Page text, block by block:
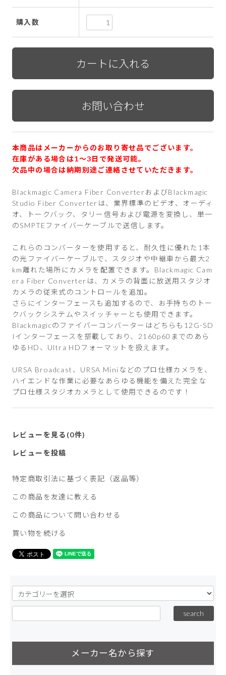
購入数
本商品はメーカーからのお取り寄せ品でございます。
在庫がある場合は1〜3日で発送可能。
欠品中の場合は納期別途ご連絡させていただきます。
Blackmagic Camera Fiber ConverterおよびBlackmagic
Studio Fiber Converterは、業界標準のビデオ、オーディ
オ、トークバック、タリー信号および電源を変換し、単一
のSMPTEファイバーケーブルで送信します。
これらのコンバーターを使用すると、耐久性に優れた1本
の光ファイバーケーブルで、スタジオや中継車から最大2
km離れた場所にカメラを配置できます。Blackmagic Cam
era Fiber Converterは、カメラの背面に放送用スタジオ
カメラの従来式のコントロールを追加。
さらにインターフェースも追加するので、お手持ちのトー
クバックシステムやスイッチャーとも使用できます。
Blackmagicのファイバーコンバーターはどちらも12G-SD
Iインターフェースを搭載しており、2160p60までのあら
ゆるHD、Ultra HDフォーマットを扱えます。
URSA Broadcast、URSA Miniなどのプロ仕様カメラを、
ハイエンドな作業に必要なあらゆる機能を備えた完全な
プロ仕様スタジオカメラとして使用できるのです！
レビューを見る(0件)
レビューを投稿
特定商取引法に基づく表記（返品等）
この商品を友達に教える
この商品について問い合わせる
買い物を続ける
メーカー名から探す